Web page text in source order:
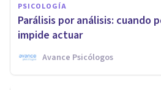
PSICOLOGÍA
Parálisis por análisis: cuando
impide actuar
Avance Psicólogos